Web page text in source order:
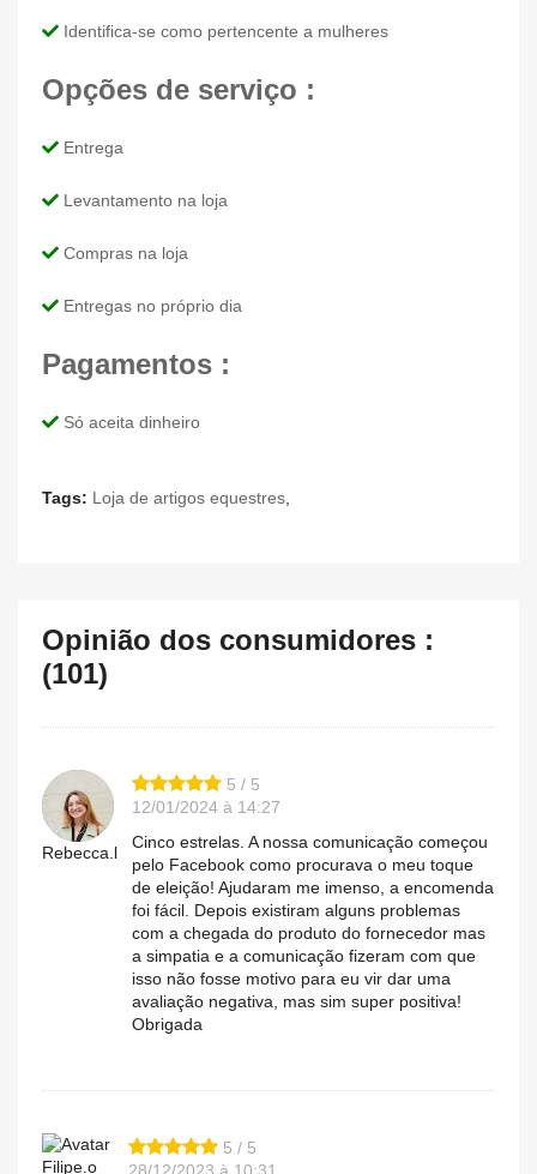
Identifica-se como pertencente a mulheres
Opções de serviço :
Entrega
Levantamento na loja
Compras na loja
Entregas no próprio dia
Pagamentos :
Só aceita dinheiro
Tags: Loja de artigos equestres,
Opinião dos consumidores :
(101)
Rebecca.l
5 / 5
12/01/2024 à 14:27
Cinco estrelas. A nossa comunicação começou
pelo Facebook como procurava o meu toque
de eleição! Ajudaram me imenso, a encomenda
foi fácil. Depois existiram alguns problemas
com a chegada do produto do fornecedor mas
a simpatia e a comunicação fizeram com que
isso não fosse motivo para eu vir dar uma
avaliação negativa, mas sim super positiva!
Obrigada
Filipe.o
5 / 5